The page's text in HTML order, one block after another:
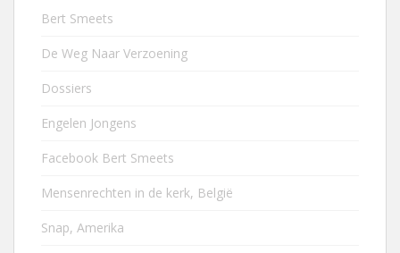
Bert Smeets
De Weg Naar Verzoening
Dossiers
Engelen Jongens
Facebook Bert Smeets
Mensenrechten in de kerk, België
Snap, Amerika